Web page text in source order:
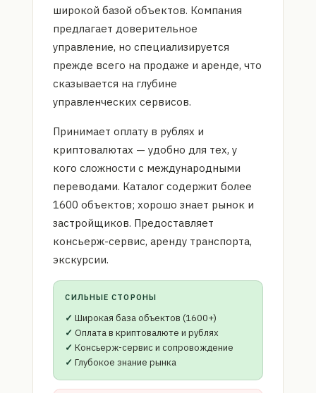
широкой базой объектов. Компания
предлагает доверительное
управление, но специализируется
прежде всего на продаже и аренде, что
сказывается на глубине
управленческих сервисов.
Принимает оплату в рублях и
криптовалютах — удобно для тех, у
кого сложности с международными
переводами. Каталог содержит более
1600 объектов; хорошо знает рынок и
застройщиков. Предоставляет
консьерж-сервис, аренду транспорта,
экскурсии.
СИЛЬНЫЕ СТОРОНЫ
Широкая база объектов (1600+)
Оплата в криптовалюте и рублях
Консьерж-сервис и сопровождение
Глубокое знание рынка